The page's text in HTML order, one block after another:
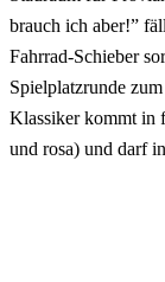
brauch ich aber!”
Fahrrad-Schieber
Spielplatzrunde
Klassiker kommt in
und rosa) und darf